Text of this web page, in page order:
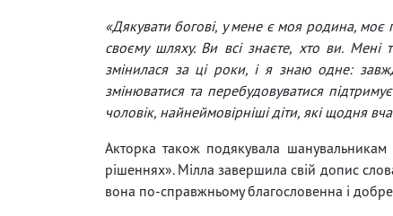
«Дякувати богові, у мене є моя родина, моє
своєму шляху. Ви всі знаєте, хто ви. Мені
змінилася за ці роки, і я знаю одне:
змінюватися та перебудовуватися
чоловік, найнеймовірніші діти, які щодня
Акторка також подякувала шанувальникам
рішеннях». Мілла завершила свій допис
вона по-справжньому благословенна і